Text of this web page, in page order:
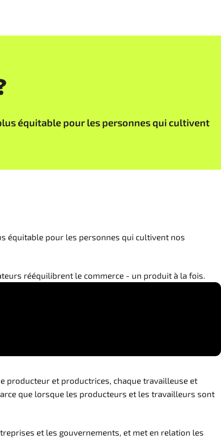
équitable pour les personnes qui cultivent
équitable pour les personnes qui cultivent nos
rééquilibrent le commerce - un produit à la fois.
producteur et productrices, chaque travailleuse et
que lorsque les producteurs et les travailleurs sont
et les gouvernements, et met en relation les